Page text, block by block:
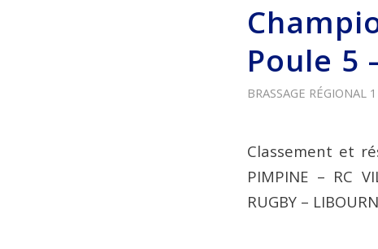
Poule 5
BRASSAGE RÉGIONAL
Classement et
PIMPINE – RC
RUGBY –